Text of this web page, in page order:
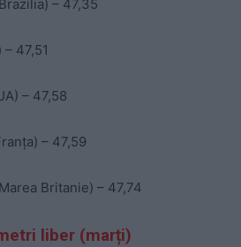
– 47,35
47,51
– 47,58
– 47,59
Britanie) – 47,74
liber (marți)